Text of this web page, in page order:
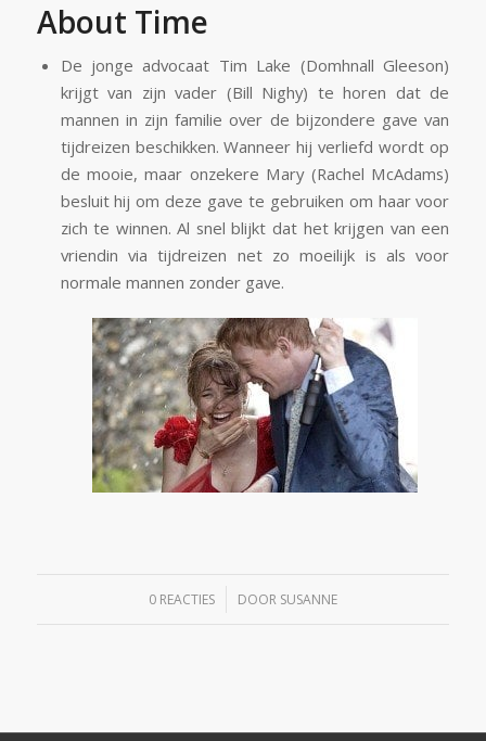
About Time
De jonge advocaat Tim Lake (Domhnall Gleeson)
krijgt van zijn vader (Bill Nighy) te horen dat de
mannen in zijn familie over de bijzondere gave van
tijdreizen beschikken. Wanneer hij verliefd wordt op
de mooie, maar onzekere Mary (Rachel McAdams)
besluit hij om deze gave te gebruiken om haar voor
zich te winnen. Al snel blijkt dat het krijgen van een
vriendin via tijdreizen net zo moeilijk is als voor
normale mannen zonder gave.
0 REACTIES
/ DOOR SUSANNE